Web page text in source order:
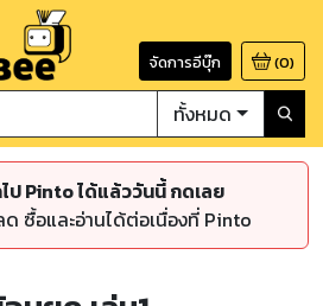
จัดการอีบุ๊ก (0)
ทั้งหมด
ป Pinto ได้แล้ววันนี้ กดเลย
ซื้อและอ่านได้ต่อเนื่องที่ Pinto